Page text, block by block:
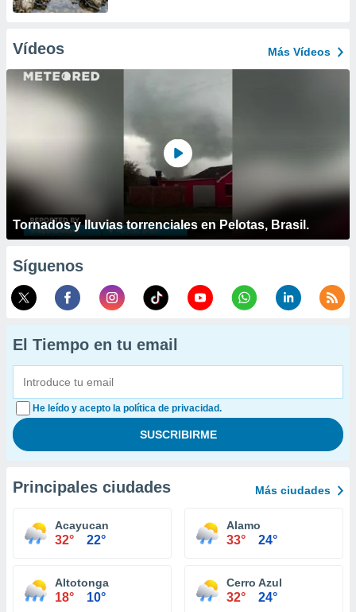
Vídeos Más Vídeos
Tornados y lluvias torrenciales en Pelotas, Brasil.
Síguenos
El Tiempo en tu email
He leído y acepto la política de privacidad.
Principales ciudades Más ciudades
Acayucan
32° 22°
Alamo
33° 24°
Altotonga
18° 10°
Cerro Azul
32° 24°